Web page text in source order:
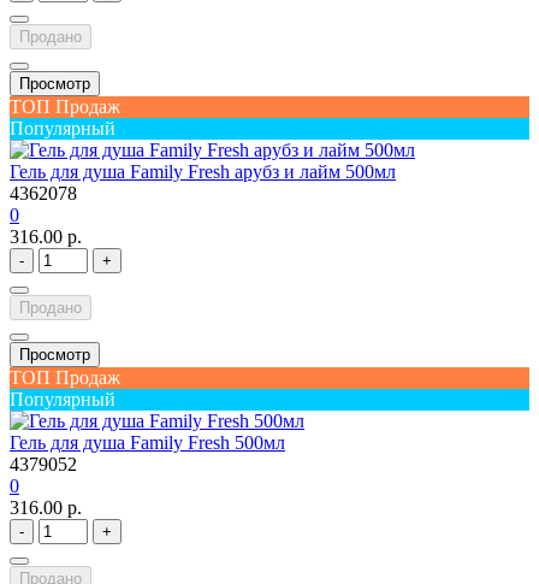
Продано
Просмотр
ТОП Продаж
Популярный
Гель для душа Family Fresh арубз и лайм 500мл
4362078
0
316.00 р.
- +
Продано
Просмотр
ТОП Продаж
Популярный
Гель для душа Family Fresh 500мл
4379052
0
316.00 р.
- +
Продано